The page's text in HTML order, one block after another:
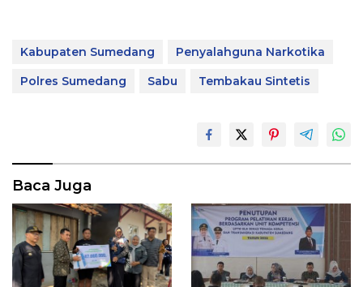
Kabupaten Sumedang
Penyalahguna Narkotika
Polres Sumedang
Sabu Tembakau Sintetis
Baca Juga